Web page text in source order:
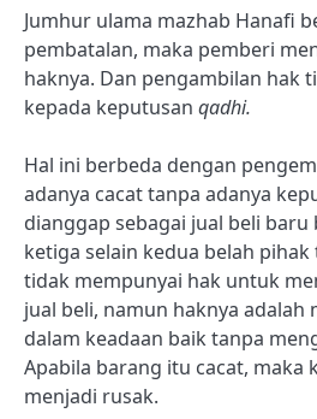
Jumhur ulama mazhab Hanafi
pembatalan, maka pemberi
haknya. Dan pengambilan hak
kepada keputusan qadhi.
Hal ini berbeda dengan
adanya cacat tanpa adanya
dianggap sebagai jual beli baru
ketiga selain kedua belah
tidak mempunyai hak untuk
jual beli, namun haknya adalah
dalam keadaan baik tanpa
Apabila barang itu cacat, maka
menjadi rusak.